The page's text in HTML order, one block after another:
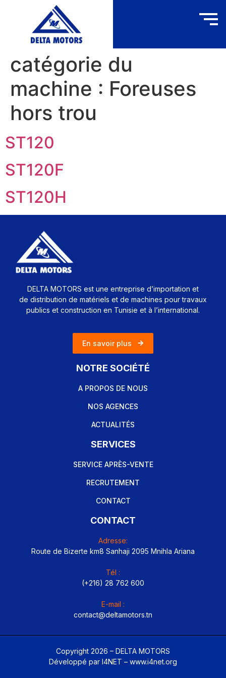
catégorie du
machine : Foreuses
hors trou
ST120
ST120F
ST120H
DELTA MOTORS est une entreprise d’importation et
de distribution de matériels et de machines pour travaux
publics et construction en Tunisie et à l’international.
En savoir plus
NOTRE SOCIÉTÉ
A PROPOS DE NOUS
NOS AGENCES
ACTUALITÉS
SERVICES
SERVICE APRÈS-VENTE
RECRUTEMENT
CONTACT
CONTACT
Adresse:
Route de Bizerte km8 Sanhaji 2095 Mnihla Ariana
Tél :
(+216) 28 762 600
E-mail :
contact@deltamotors.tn
Copyright 2026 – DELTA MOTORS
Développé par I4NET – www.i4net.org